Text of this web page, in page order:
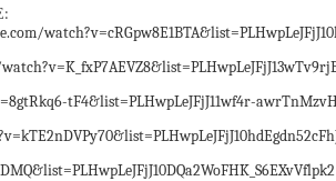
tF4&list=PLHwpLeJFjJ11wf4r-